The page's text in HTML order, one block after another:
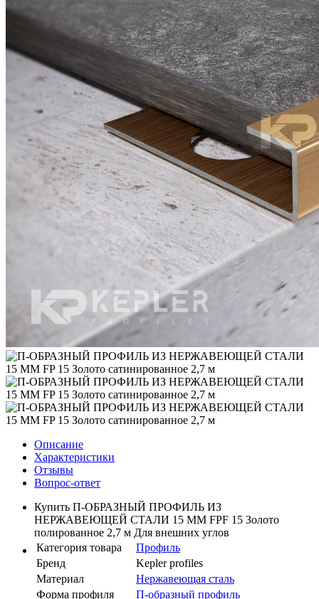
Описание
Характеристики
Отзывы
Вопрос-ответ
Купить П-ОБРАЗНЫЙ ПРОФИЛЬ ИЗ
НЕРЖАВЕЮЩЕЙ СТАЛИ 15 ММ FPF 15 Золото
полированное 2,7 м Для внешних углов
Категория товара
Профиль
Бренд
Kepler profiles
Материал
Нержавеющая сталь
Форма профиля
П-образный профиль